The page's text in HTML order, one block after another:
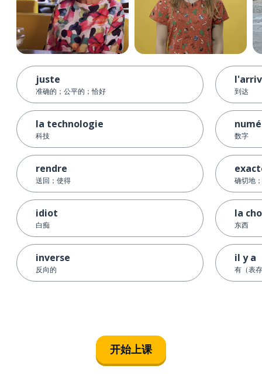
juste
准确的；公平的；恰好
la technologie
科技
rendre
送回；使得
idiot
白痴
inverse
反向的
到达
数字
确切地
la
东西
il y a
有（表
开始上课